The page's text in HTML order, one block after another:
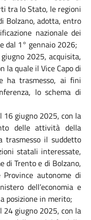
tra lo Stato, le regioni
Bolzano, adotta, entro
nazionale dei
dal 1° gennaio 2026;
2025, acquisita,
la quale il Vice Capo di
ha trasmesso, ai fini
lo schema di
16 giugno 2025, con la
delle attività della
trasmesso il suddetto
statali interessate,
di Trento e di Bolzano,
autonome di
dell’economia e
posizione in merito;
24 giugno 2025, con la